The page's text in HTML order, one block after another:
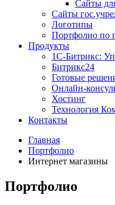
Сайты
Сайты
Логотипы
Портфолио по
Продукты
1С-Битрикс:
Битрикс24
Готовые
Онлайн-
Хостинг
Технология
Контакты
Главная
Портфолио
Интернет магазины
Портфолио